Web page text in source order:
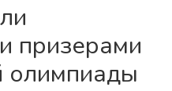
призерами
олимпиады